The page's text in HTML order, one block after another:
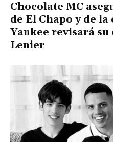
Chocolate MC
de El Chapo y de la
Yankee revisará su
Lenier